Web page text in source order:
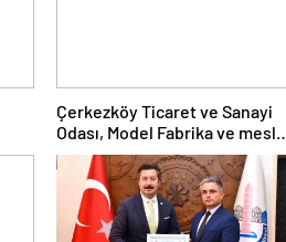
Çerkezköy Ticaret ve Sanayi
Odası, Model Fabrika ve meslek
liselerine destek için SMC
Türkiye’yi ziyaret etti